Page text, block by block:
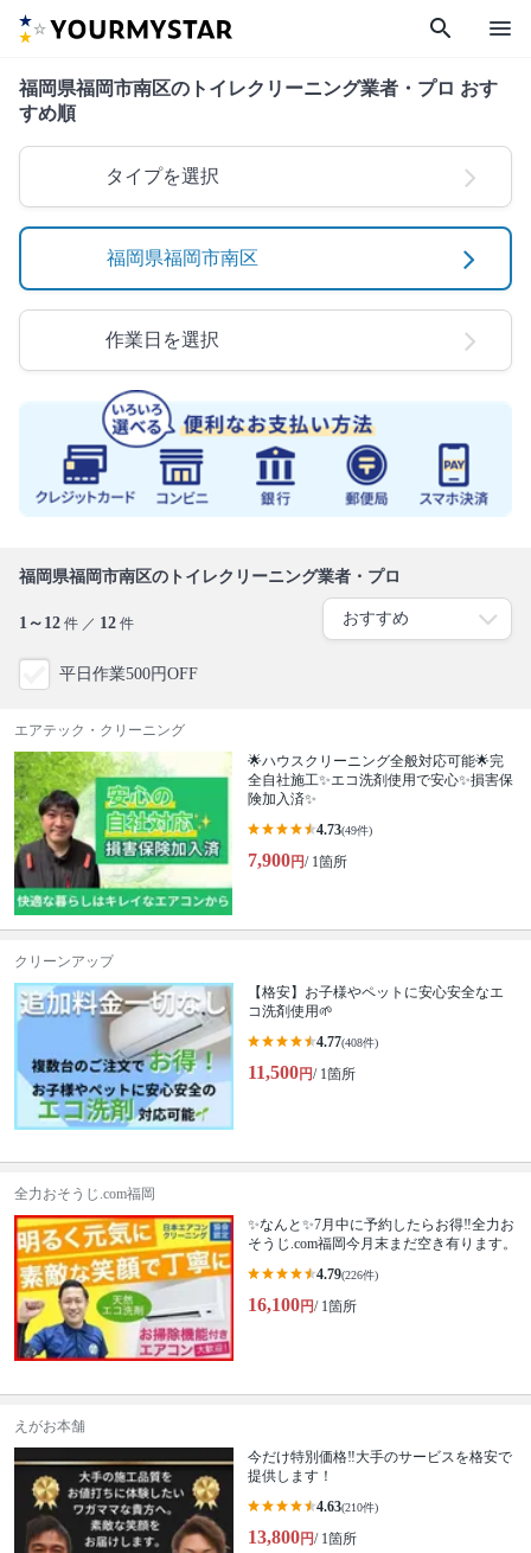
search menu
福岡県福岡市南区のトイレクリーニング業者・プロ おす
すめ順
タイプを選択
福岡県福岡市南区
作業日を選択
福岡県福岡市南区のトイレクリーニング業者・プロ
1～12 件 ／ 12 件
平日作業500円OFF
エアテック・クリーニング
🌟ハウスクリーニング全般対応可能🌟完
全自社施工✨エコ洗剤使用で安心✨損害保
険加入済✨
4.73(49件)
7,900円/ 1箇所
クリーンアップ
【格安】お子様やペットに安心安全なエ
コ洗剤使用🌱
4.77(408件)
11,500円/ 1箇所
全力おそうじ.com福岡
✨なんと✨7月中に予約したらお得‼️全力お
そうじ.com福岡今月末まだ空き有ります。
4.79(226件)
16,100円/ 1箇所
えがお本舗
今だけ特別価格‼️大手のサービスを格安で
提供します！
4.63(210件)
13,800円/ 1箇所